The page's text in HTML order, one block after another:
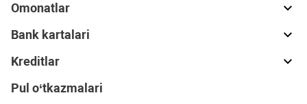
Omonatlar
Bank kartalari
Kreditlar
Pul o‘tkazmalari